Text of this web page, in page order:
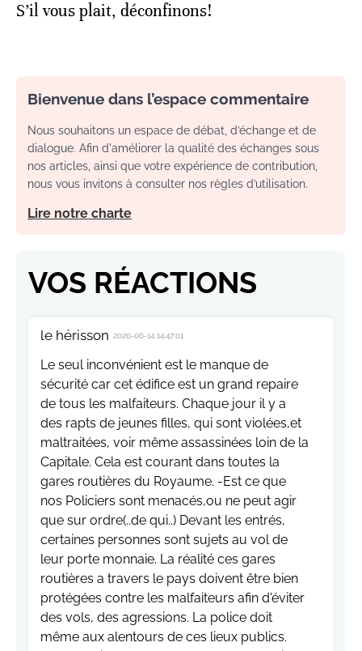
S’il vous plait, déconfinons!
Bienvenue dans l’espace commentaire
Nous souhaitons un espace de débat, d’échange et de
dialogue. Afin d'améliorer la qualité des échanges sous
nos articles, ainsi que votre expérience de contribution,
nous vous invitons à consulter nos règles d’utilisation.
Lire notre charte
VOS RÉACTIONS
le hérisson 2020-06-14 14:47:01
Le seul inconvénient est le manque de
sécurité car cet édifice est un grand repaire
de tous les malfaiteurs. Chaque jour il y a
des rapts de jeunes filles, qui sont violées,et
maltraitées, voir même assassinées loin de la
Capitale. Cela est courant dans toutes la
gares routières du Royaume. -Est ce que
nos Policiers sont menacés,ou ne peut agir
que sur ordre(..de qui..) Devant les entrés,
certaines personnes sont sujets au vol de
leur porte monnaie. La réalité ces gares
routières a travers le pays doivent être bien
protégées contre les malfaiteurs afin d'éviter
des vols, des agressions. La police doit
même aux alentours de ces lieux publics.